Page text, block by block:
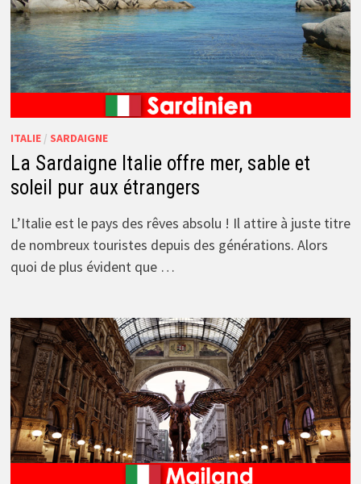
ITALIE/ SARDAIGNE
La Sardaigne Italie offre mer, sable et
soleil pur aux étrangers
L’Italie est le pays des rêves absolu ! Il attire à juste titre
de nombreux touristes depuis des générations. Alors
quoi de plus évident que …